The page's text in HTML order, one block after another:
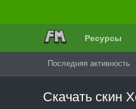
Ресурсы
Последняя активность
Скачать скин